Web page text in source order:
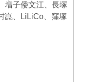
増子倭文江、長塚
崑、LiLiCo、窪塚